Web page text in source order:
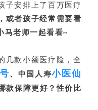
子安排上了百万医疗
或者孩子经常需要看
马老师一起看看~
几款小额医疗险，全
、中国人寿小医仙
款保障更好？性价比